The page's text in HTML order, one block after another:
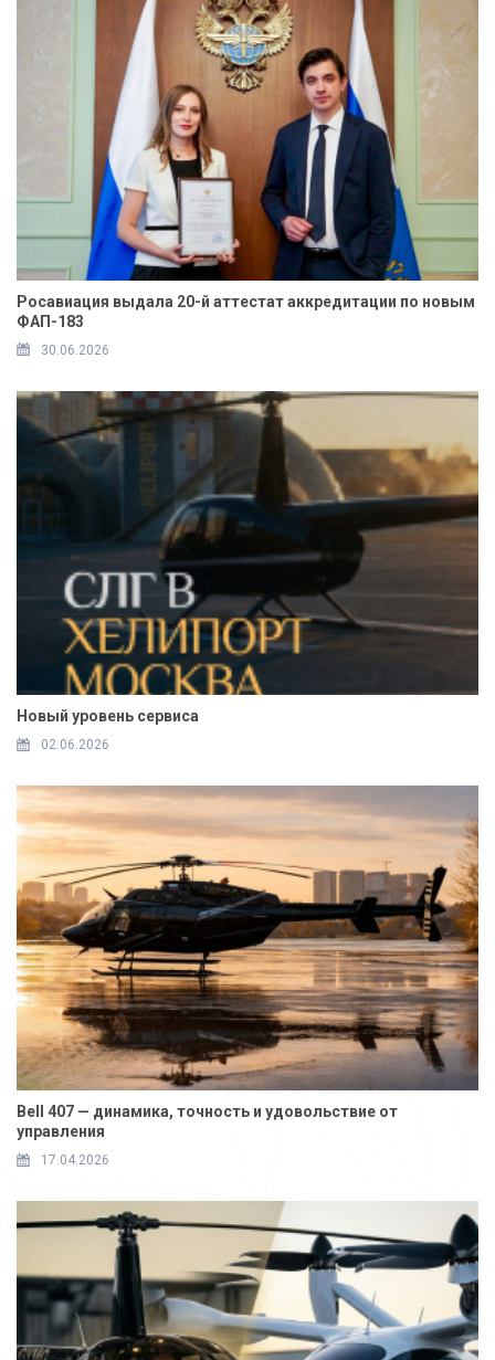
Росавиация выдала 20-й аттестат аккредитации по новым
ФАП-183
30.06.2026
Новый уровень сервиса
02.06.2026
Bell 407 — динамика, точность и удовольствие от
управления
17.04.2026